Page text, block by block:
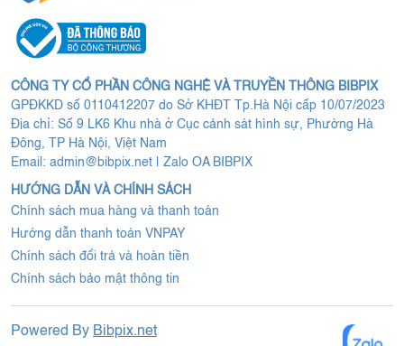
CÔNG TY CỔ PHẦN CÔNG NGHỆ VÀ TRUYỀN THÔNG BIBPIX
GPĐKKD số 0110412207 do Sở KHĐT Tp.Hà Nội cấp 10/07/2023
Địa chỉ: Số 9 LK6 Khu nhà ở Cục cảnh sát hình sự, Phường Hà
Đông, TP Hà Nội, Việt Nam
Email: admin@bibpix.net Zalo OA BIBPIX
HƯỚNG DẪN VÀ CHÍNH SÁCH
Chính sách mua hàng và thanh toán
Hướng dẫn thanh toán VNPAY
Chính sách đổi trả và hoàn tiền
Chính sách bảo mật thông tin
Powered By Bibpix.net